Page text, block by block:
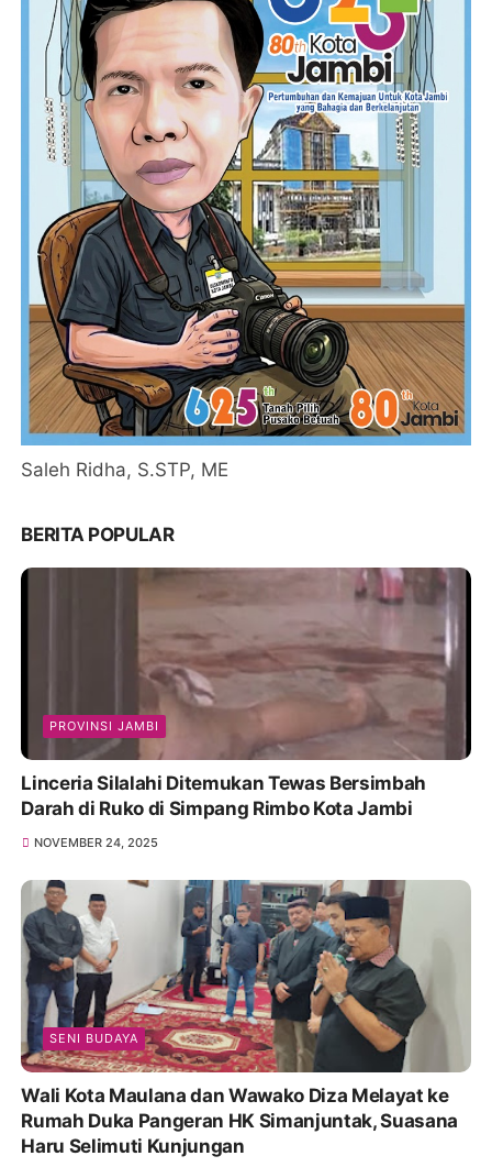
Saleh Ridha, S.STP, ME
BERITA POPULAR
PROVINSI JAMBI
Linceria Silalahi Ditemukan Tewas Bersimbah
Darah di Ruko di Simpang Rimbo Kota Jambi
NOVEMBER 24, 2025
SENI BUDAYA
Wali Kota Maulana dan Wawako Diza Melayat ke
Rumah Duka Pangeran HK Simanjuntak, Suasana
Haru Selimuti Kunjungan